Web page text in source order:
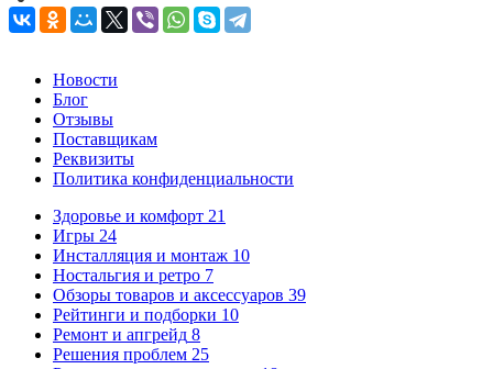
Новости
Блог
Отзывы
Поставщикам
Реквизиты
Политика конфиденциальности
Здоровье и комфорт 21
Игры 24
Инсталляция и монтаж 10
Ностальгия и ретро 7
Обзоры товаров и аксессуаров 39
Рейтинги и подборки 10
Ремонт и апгрейд 8
Решения проблем 25